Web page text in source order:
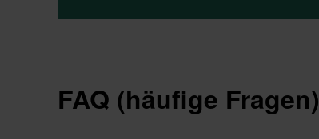
FAQ (häufige Fragen)